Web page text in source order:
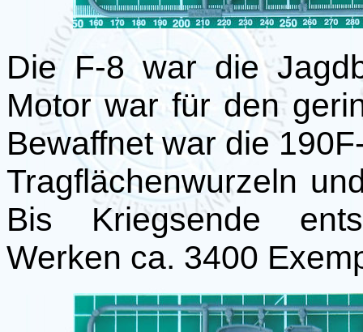
Die F-8 war die
Motor war für den
Bewaffnet war die
Tragflächenwurzeln
Bis Kriegsende
Werken ca. 3400